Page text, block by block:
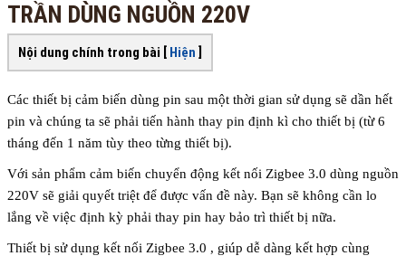
TRẦN DÙNG NGUỒN 220V
Nội dung chính trong bài [ Hiện ]
Các thiết bị cảm biến dùng pin sau một thời gian sử dụng sẽ dần hết
pin và chúng ta sẽ phải tiến hành thay pin định kì cho thiết bị (từ 6
tháng đến 1 năm tùy theo từng thiết bị).
Với sản phẩm cảm biến chuyển động kết nối Zigbee 3.0 dùng nguồn
220V sẽ giải quyết triệt để được vấn đề này. Bạn sẽ không cần lo
lắng về việc định kỳ phải thay pin hay bảo trì thiết bị nữa.
Thiết bị sử dụng kết nối Zigbee 3.0 , giúp dễ dàng kết hợp cùng